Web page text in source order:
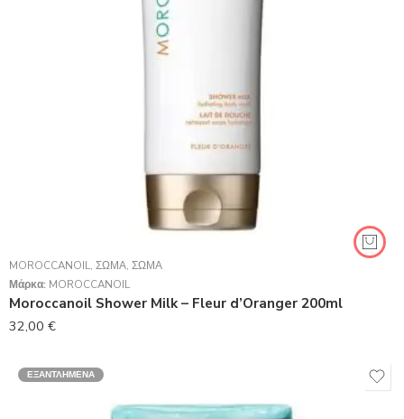
MOROCCANOIL, ΣΏΜΑ, ΣΏΜΑ
Μάρκα: MOROCCANOIL
Moroccanoil Shower Milk – Fleur d’Oranger 200ml
32,00 €
ΕΞΑΝΤΛΗΜΈΝΑ